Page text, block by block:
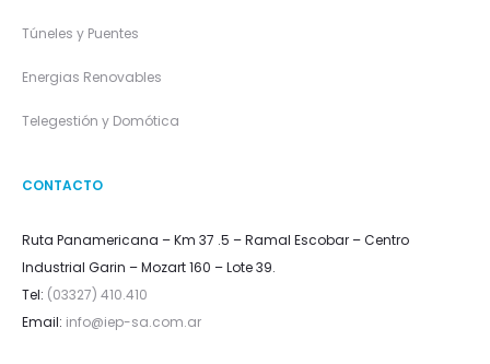
Túneles y Puentes
Energias Renovables
Telegestión y Domótica
CONTACTO
Ruta Panamericana – Km 37 .5 – Ramal Escobar – Centro
Industrial Garin – Mozart 160 – Lote 39.
Tel: (03327) 410.410
Email: info@iep-sa.com.ar